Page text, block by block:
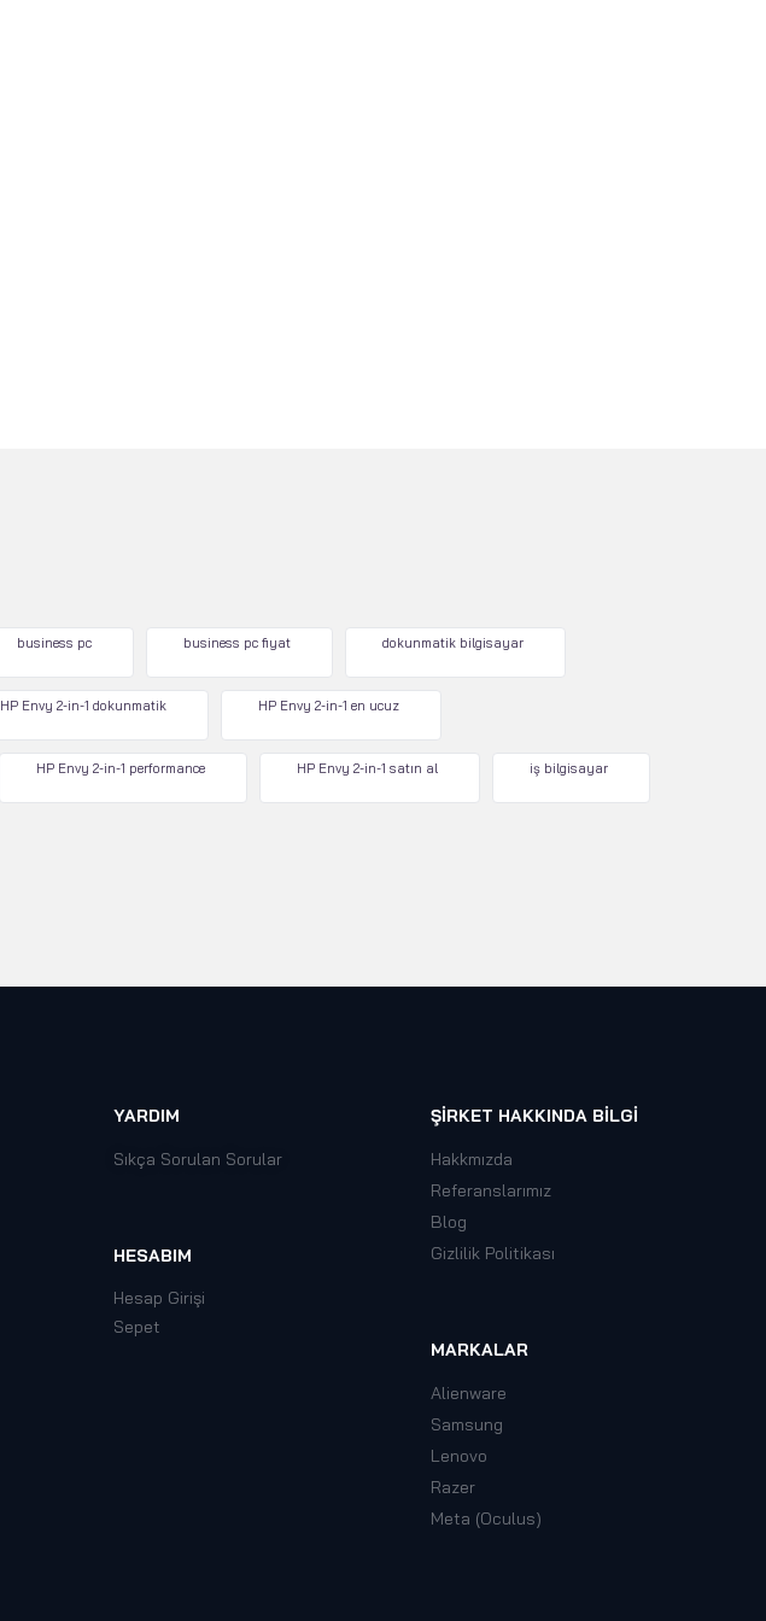
business pc business pc fiyat dokunmatik bilgisayar
HP Envy 2-in-1 dokunmatik HP Envy 2-in-1 en ucuz
HP Envy 2-in-1 performance HP Envy 2-in-1 satın al iş bilgisayar
YARDIM
Sıkça Sorulan Sorular
HESABIM
Hesap Girişi
Sepet
ŞIRKET HAKKINDA BILGI
Hakkmızda
Referanslarımız
Blog
Gizlilik Politikası
MARKALAR
Alienware
Samsung
Lenovo
Razer
Meta (Oculus)